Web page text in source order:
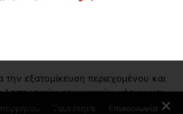
Ταυτότητα Επικοινωνία
την εξατομίκευση περιεχομένου και
κοινωνικών μέσων και
επισκεψιμότητάς μας